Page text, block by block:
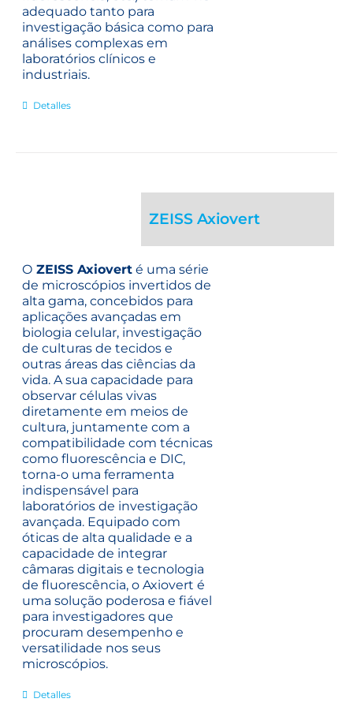
adequado tanto para
investigação básica como para
análises complexas em
laboratórios clínicos e
industriais.
Detalles
ZEISS Axiovert
O ZEISS Axiovert é uma série
de microscópios invertidos de
alta gama, concebidos para
aplicações avançadas em
biologia celular, investigação
de culturas de tecidos e
outras áreas das ciências da
vida. A sua capacidade para
observar células vivas
diretamente em meios de
cultura, juntamente com a
compatibilidade com técnicas
como fluorescência e DIC,
torna-o uma ferramenta
indispensável para
laboratórios de investigação
avançada. Equipado com
óticas de alta qualidade e a
capacidade de integrar
câmaras digitais e tecnologia
de fluorescência, o Axiovert é
uma solução poderosa e fiável
para investigadores que
procuram desempenho e
versatilidade nos seus
microscópios.
Detalles